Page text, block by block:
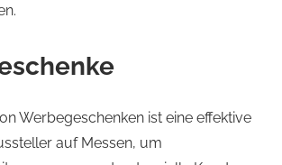
Werbegeschenken ist eine effektive
auf Messen, um